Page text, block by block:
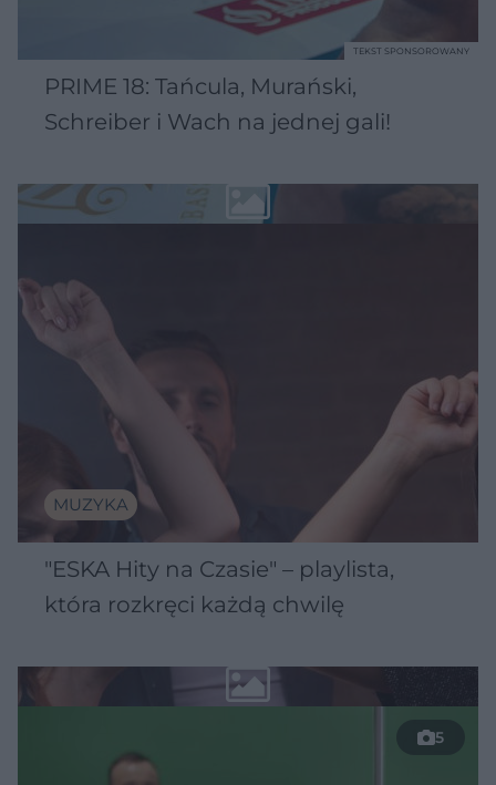
PRIME 18: Tańcula, Murański,
Schreiber i Wach na jednej gali!
TEKST SPONSOROWANY
MUZYKA
"ESKA Hity na Czasie" – playlista,
która rozkręci każdą chwilę
5